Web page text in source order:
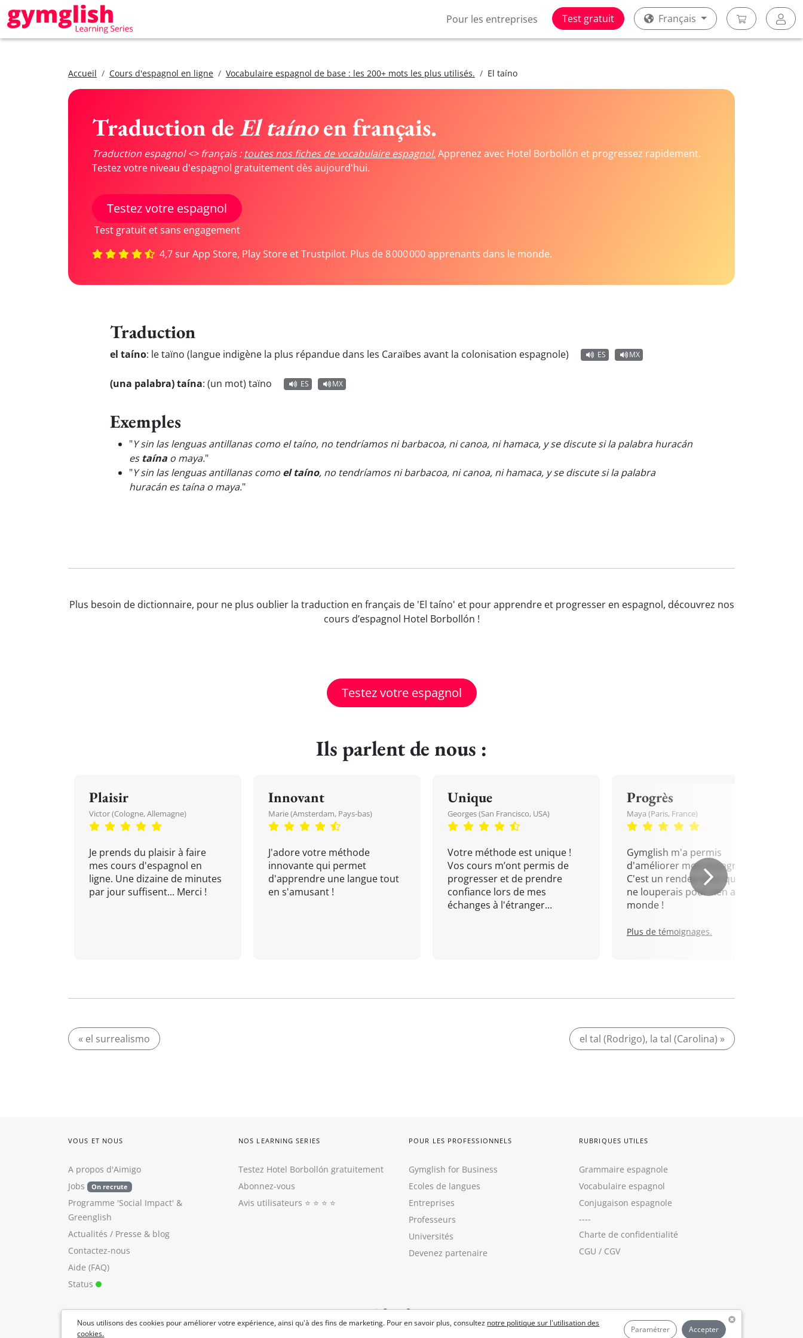
Pour les entreprises Test gratuit Français
Accueil Cours d'espagnol en ligne Vocabulaire espagnol de base : les 200+ mots les plus utilisés. El taíno
Traduction de El taínoen français.
Traduction espagnol <> français : toutes nos fiches de vocabulaire espagnol.Apprenez avec Hotel Borbollón et progressez rapidement.
Testez votre niveau d'espagnol gratuitement dès aujourd'hui.
Testez votre espagnol
Test gratuit et sans engagement
4,7 sur App Store, Play Store et Trustpilot. Plus de 8 000 000 apprenants dans le monde.
Traduction
el taíno: le taïno (langue indigène la plus répandue dans les Caraïbes avant la colonisation espagnole) ES MX
(una palabra) taína: (un mot) taïno ES MX
Exemples
"Y sin las lenguas antillanas como el taíno, no tendríamos ni barbacoa, ni canoa, ni hamaca, y se discute si la palabra huracán
es taína o maya."
"Y sin las lenguas antillanas como el taíno, no tendríamos ni barbacoa, ni canoa, ni hamaca, y se discute si la palabra
huracán es taína o maya."
Plus besoin de dictionnaire, pour ne plus oublier la traduction en français de 'El taíno' et pour apprendre et progresser en espagnol, découvrez nos
cours d’espagnol Hotel Borbollón !
Testez votre espagnol
Ils parlent de nous :
Plaisir
Victor (Cologne, Allemagne)
Je prends du plaisir à faire
mes cours d'espagnol en
ligne. Une dizaine de minutes
par jour suffisent... Merci !
Innovant
Marie (Amsterdam, Pays-bas)
J'adore votre méthode
innovante qui permet
d'apprendre une langue tout
en s'amusant !
Unique
Georges (San Francisco, USA)
Votre méthode est unique !
Vos cours m’ont permis de
progresser et de prendre
confiance lors de mes
échanges à l'étranger...
Progrès
Maya (Paris, France)
Gymglish m'a permis
d'améliorer mon espagnol.
C'est un rendez-vous que je
ne louperais pour rien au
monde !
Plus de témoignages.
« el surrealismo el tal (Rodrigo), la tal (Carolina) »
Nous utilisons des cookies pour améliorer votre expérience, ainsi qu'à des fins de marketing. Pour en savoir plus, consultez notre politique sur l'utilisation des
cookies.
Paramétrer Accepter
VOUS ET NOUS
A propos d'Aimigo
Jobs
On recrute
Programme 'Social Impact' &
Greenglish
Actualités / Presse & blog
Contactez-nous
Aide (FAQ)
Status
NOS LEARNING SERIES
Testez Hotel Borbollón gratuitement
Abonnez-vous
Avis utilisateurs ⭐️ ⭐️ ⭐️ ⭐️
POUR LES PROFESSIONNELS
Gymglish for Business
Ecoles de langues
Entreprises
Professeurs
Universités
Devenez partenaire
RUBRIQUES UTILES
Grammaire espagnole
Vocabulaire espagnol
Conjugaison espagnole
----
Charte de confidentialité
CGU / CGV